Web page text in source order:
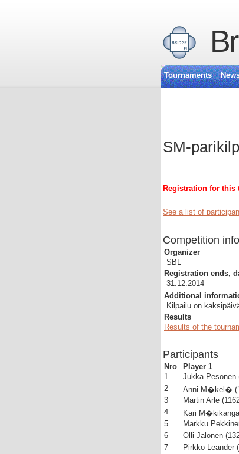
Tournaments
SM-
Registration for this
See a list of
Competition info
Organizer
SBL
Registration ends,
31.12.2014
Additional
Kilpailu on
Results
Results of the
Participants
Nro Player 1
1
Jukka Pesonen
2
Anni M�kel�
3
Martin Arle
4
Kari
5
Markku
6
Olli Jalonen
7
Pirkko Leander